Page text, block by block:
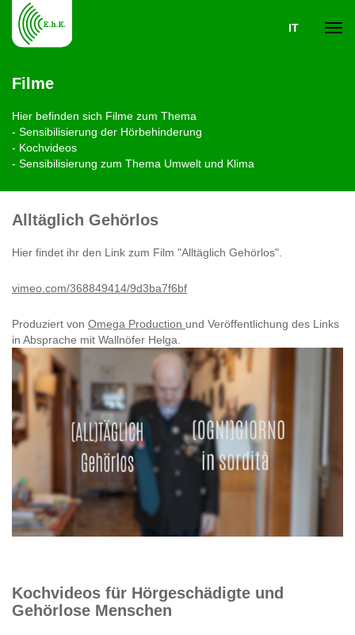
IT
Filme
Hier befinden sich Filme zum Thema
- Sensibilisierung der Hörbehinderung
- Kochvideos
- Sensibilisierung zum Thema Umwelt und Klima
Alltäglich Gehörlos
Hier findet ihr den Link zum Film "Alltäglich Gehörlos".
vimeo.com/368849414/9d3ba7f6bf
Produziert von Omega Production und Veröffentlichung des Links
in Absprache mit Wallnöfer Helga.
Kochvideos für Hörgeschädigte und
Gehörlose Menschen